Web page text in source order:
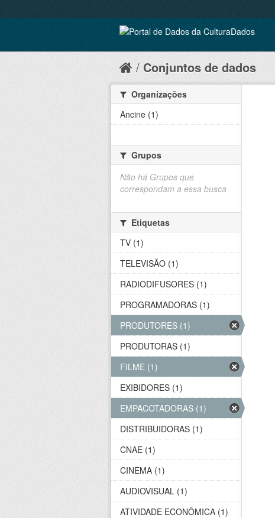
Conjuntos de dados
Organizações
Ancine (1)
Grupos
Não há Grupos que
correspondam a essa busca
Etiquetas
TV (1)
TELEVISÃO (1)
RADIODIFUSORES (1)
PROGRAMADORAS (1)
PRODUTORES (1)
PRODUTORAS (1)
FILME (1)
EXIBIDORES (1)
EMPACOTADORAS (1)
DISTRIBUIDORAS (1)
CNAE (1)
CINEMA (1)
AUDIOVISUAL (1)
ATIVIDADE ECONÔMICA (1)